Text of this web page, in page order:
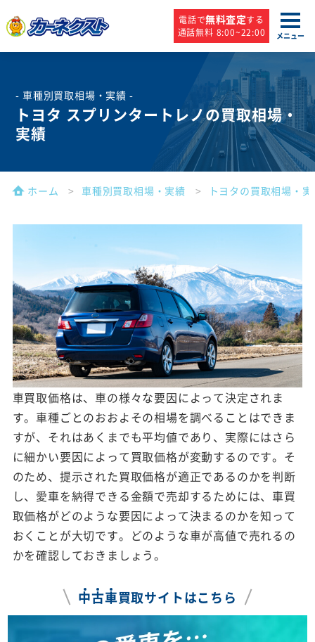
電話で無料査定する
通話無料 8:00~22:00
メニュー
- 車種別買取相場・実績 -
トヨタ スプリンタートレノの買取相場・
実績
ホーム 車種別買取相場・実績 トヨタの買取相場・
車買取価格は、車の様々な要因によって決定されま
す。車種ごとのおおよその相場を調べることはできま
すが、それはあくまでも平均値であり、実際にはさら
に細かい要因によって買取価格が変動するのです。そ
のため、提示された買取価格が適正であるのかを判断
し、愛車を納得できる金額で売却するためには、車買
取価格がどのような要因によって決まるのかを知って
おくことが大切です。どのような車が高値で売れるの
かを確認しておきましょう。
中古車買取サイトはこちら